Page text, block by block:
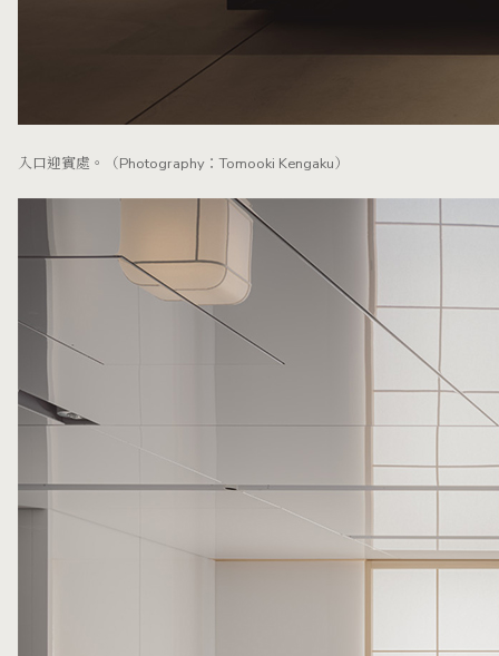
入口迎賓處。（Photography：Tomooki Kengaku）